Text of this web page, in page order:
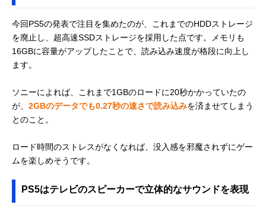
今回PS5の発表で注目を集めたのが、これまでのHDDストレージ
を廃止し、超高速SSDストレージを採用した点です。メモリも
16GBに容量がアップしたことで、読み込み速度が格段に向上し
ます。
ソニーによれば、これまで1GBのロードに20秒かかっていたの
が、 2GBのデータでも0.27秒の速さで読み込みを済ませてしまう
とのこと。
ロード時間のストレスがなくなれば、没入感を邪魔されずにゲー
ムを楽しめそうです。
PS5はテレビのスピーカーで立体的なサウンドを表現